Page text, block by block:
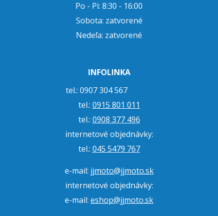
Po - Pi: 8:30 - 16:00
Sobota: zatvorené
Nedeľa: zatvorené
INFOLINKA
tel.: 0907 304 567
tel.: 0915 801 011
tel.: 0908 377 496
internetové objednávky:
tel.: 045 5479 767
e-mail: jjmoto@jjmoto.sk
internetové objednávky:
e-mail: eshop@jjmoto.sk